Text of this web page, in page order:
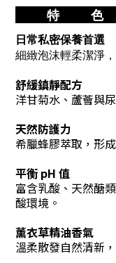
特 色
日常私密保養首選
細緻泡沫輕柔潔淨
舒緩鎮靜配方
洋甘菊水、蘆薈與
天然防護力
希臘蜂膠萃取，形
平衡 pH 值
富含乳酸、天然醣
酸環境。
薰衣草精油香氣
溫柔散發自然清新